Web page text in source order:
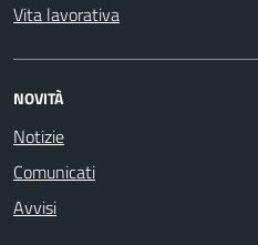
Vita lavorativa
NOVITÀ
Notizie
Comunicati
Avvisi